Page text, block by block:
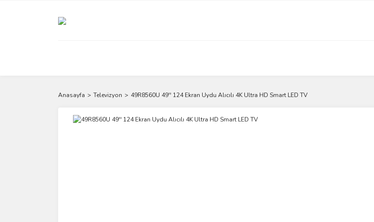
Anasayfa Televizyon 49R8560U 49'' 124 Ekran Uydu Alıcılı 4K Ultra HD Smart LED TV